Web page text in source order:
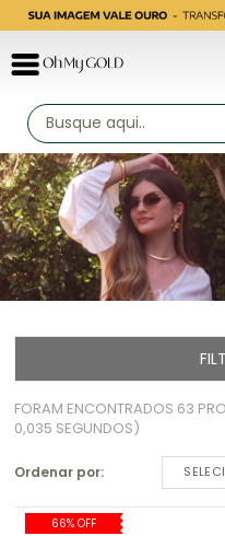
FORAM ENCONTRADOS 63
0,035 SEGUNDOS)
Ordenar por:
66% OFF